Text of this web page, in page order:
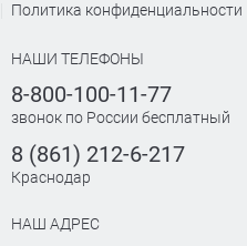
Политика конфиденциальности
НАШИ ТЕЛЕФОНЫ
8-800-100-11-77
звонок по России бесплатный
8 (861) 212-6-217
Краснодар
НАШ АДРЕС